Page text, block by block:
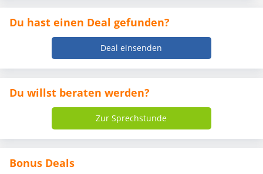
Du hast einen Deal gefunden?
Deal einsenden
Du willst beraten werden?
Zur Sprechstunde
Bonus Deals